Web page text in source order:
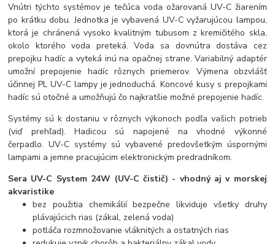
Vnútri týchto systémov je tečúca voda ožarovaná UV-C žiarením
po krátku dobu. Jednotka je vybavená UV-C vyžarujúcou lampou,
ktorá je chránená vysoko kvalitným tubusom z kremičitého skla,
okolo ktorého voda preteká. Voda sa dovnútra dostáva cez
prepojku hadíc a vyteká inú na opačnej strane. Variabilný adaptér
umožní prepojenie hadíc rôznych priemerov. Výmena obzvlášť
účinnej PL UV-C lampy je jednoduchá. Koncové kusy s prepojkami
hadíc sú otočné a umožňujú čo najkratšie možné prepojenie hadíc.
Systémy sú k dostaniu v rôznych výkonoch podľa vašich potrieb
(viď prehľad). Hadicou sú napojené na vhodné výkonné
čerpadlo. UV-C systémy sú vybavené predovšetkým úspornými
lampami a jemne pracujúcim elektronickým predradníkom.
Sera UV-C System 24W (UV-C čistič) - vhodný aj v morskej
akvaristike
bez použitia chemikálií bezpečne likviduje všetky druhy
plávajúcich rias (zákal, zelená voda)
potláča rozmnožovanie vláknitých a ostatných rias